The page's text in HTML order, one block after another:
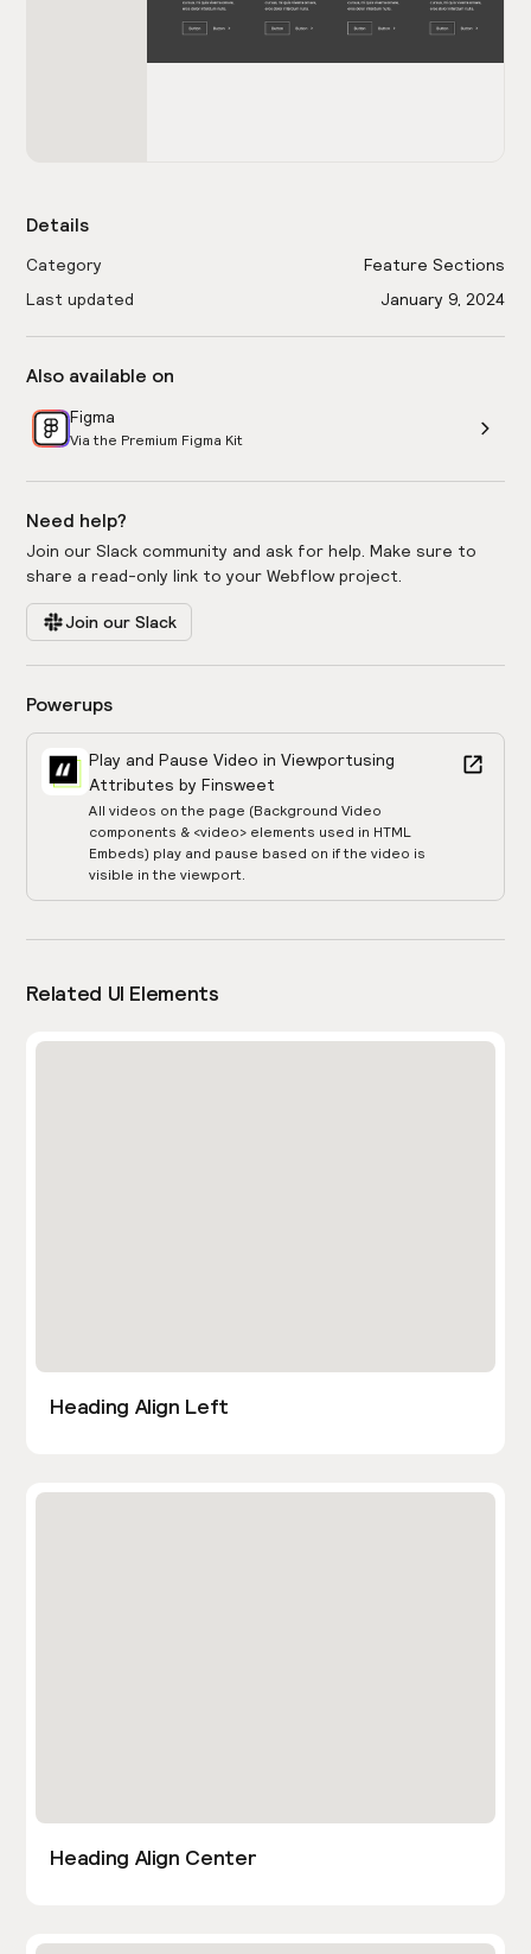
Details
Category
Feature Sections
Last updated
January 9, 2024
Also available on
Figma
Via the Premium Figma Kit
Need help?
Join our Slack community and ask for help. Make sure to
share a read-only link to your Webflow project.
Join our Slack
Powerups
Play and Pause Video in Viewportusing
Attributes by Finsweet
All videos on the page (Background Video
components & <video> elements used in HTML
Embeds) play and pause based on if the video is
visible in the viewport.
Related UI Elements
Heading Align Left
Heading Align Center